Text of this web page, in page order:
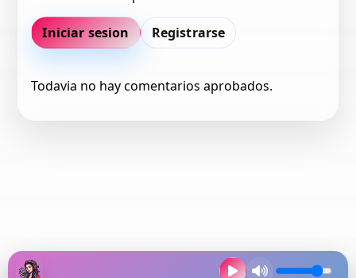
Iniciar sesion Registrarse
Todavia no hay comentarios aprobados.